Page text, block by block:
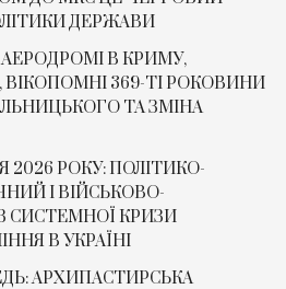
ДЕРЖАВИ
В КРИМУ,
369-ТІ РОКОВИНИ
ТА ЗМІНА
2026 РОКУ: ПОЛІТИКО-
І ВІЙСЬКОВО-
СИСТЕМНОЇ КРИЗИ
В УКРАЇНІ
АРХИПАСТИРСЬКА